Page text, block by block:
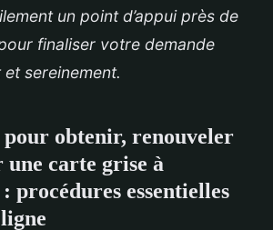
un point d’appui près de
finaliser votre demande
sereinement.
pour obtenir, renouveler
carte grise à
procédures essentielles